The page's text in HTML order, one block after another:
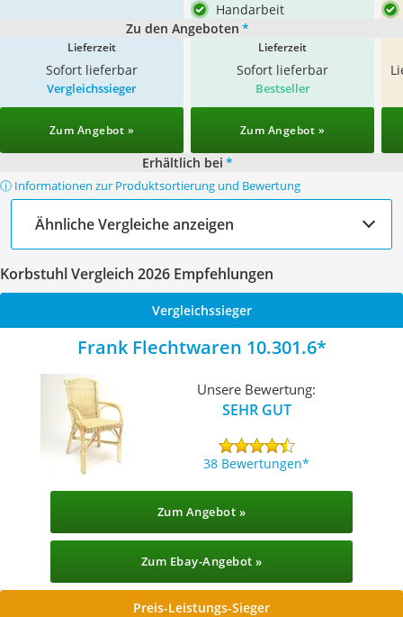
Handarbeit
Zu den Angeboten *
Lieferzeit
Sofort lieferbar
Lieferzeit
Sofort lieferbar
Vergleichssieger
Zum Angebot »
Bestseller
Zum Angebot »
Erhältlich bei *
ⓘ Informationen zur Produktsortierung und Bewertung
Ähnliche Vergleiche anzeigen
Korbstuhl Vergleich 2026 Empfehlungen
Vergleichssieger
Frank Flechtwaren ‎10.301.6
Unsere Bewertung:
SEHR GUT
38 Bewertungen
Zum Angebot »
Zum Ebay-Angebot »
Preis-Leistungs-Sieger